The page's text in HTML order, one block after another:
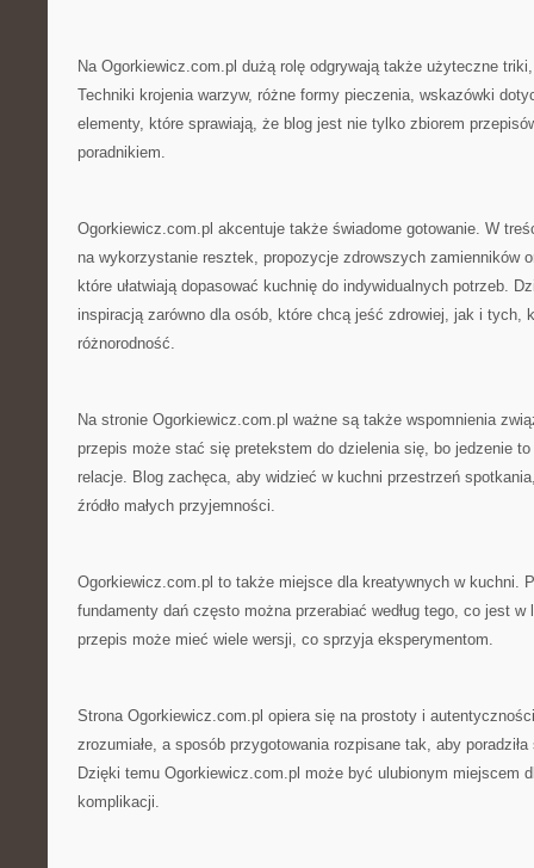
Na Ogorkiewicz.com.pl dużą rolę odgrywają także użyteczne
Techniki krojenia warzyw, różne formy pieczenia, wskazówki
elementy, które sprawiają, że blog jest nie tylko zbiorem
poradnikiem.
Ogorkiewicz.com.pl akcentuje także świadome gotowanie. W
na wykorzystanie resztek, propozycje zdrowszych zamienników
które ułatwiają dopasować kuchnię do indywidualnych potrzeb.
inspiracją zarówno dla osób, które chcą jeść zdrowiej, jak i tych,
różnorodność.
Na stronie Ogorkiewicz.com.pl ważne są także wspomnienia
przepis może stać się pretekstem do dzielenia się, bo jedzenie
relacje. Blog zachęca, aby widzieć w kuchni przestrzeń
źródło małych przyjemności.
Ogorkiewicz.com.pl to także miejsce dla kreatywnych w kuchni.
fundamenty dań często można przerabiać według tego, co jest
przepis może mieć wiele wersji, co sprzyja eksperymentom.
Strona Ogorkiewicz.com.pl opiera się na prostoty i
zrozumiałe, a sposób przygotowania rozpisane tak, aby
Dzięki temu Ogorkiewicz.com.pl może być ulubionym miejscem
komplikacji.